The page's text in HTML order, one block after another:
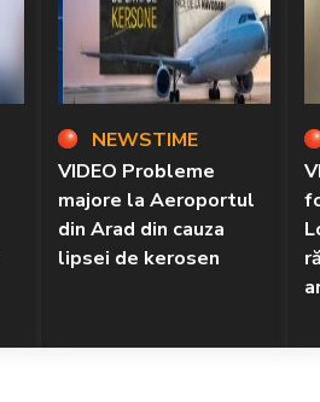
NEWSTIME
VIDEO Probleme
majore la Aeroportul
din Arad din cauza
lipsei de kerosen